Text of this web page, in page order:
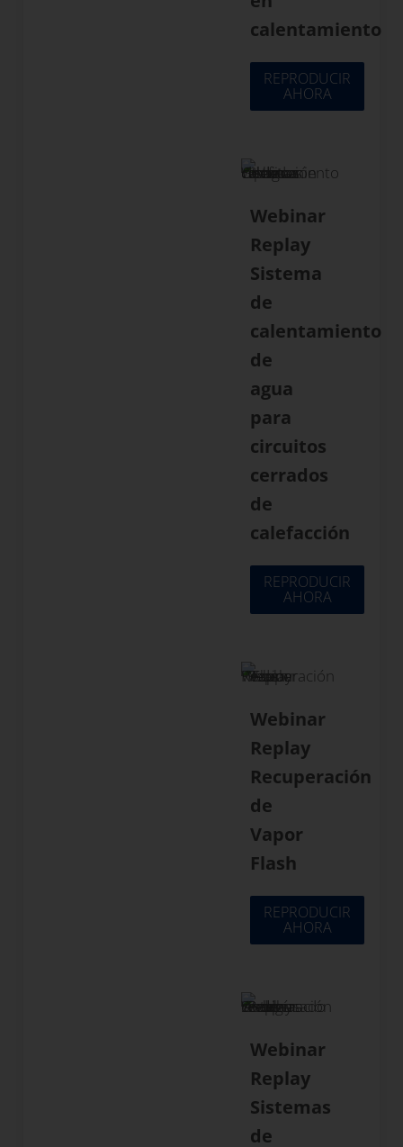
calentamiento
REPRODUCIR
AHORA
Webinar
Replay
Sistema
de
calentamiento
de
agua
para
circuitos
cerrados
de
calefacción
REPRODUCIR
AHORA
Webinar
Replay
Recuperación
de
Vapor
Flash
REPRODUCIR
AHORA
Webinar
Replay
Sistemas
de